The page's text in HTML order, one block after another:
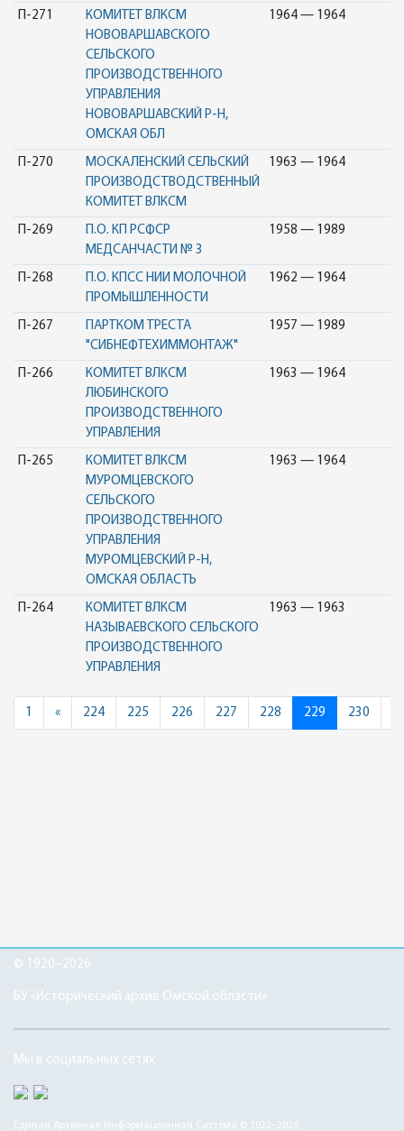
П-271
КОМИТЕТ ВЛКСМ
НОВОВАРШАВСКОГО
СЕЛЬСКОГО
ПРОИЗВОДСТВЕННОГО
УПРАВЛЕНИЯ
НОВОВАРШАВСКИЙ Р-Н,
ОМСКАЯ ОБЛ
1964 — 1964
П-270
МОСКАЛЕНСКИЙ СЕЛЬСКИЙ
ПРОИЗВОДСТВОДСТВЕННЫЙ
КОМИТЕТ ВЛКСМ
1963 — 1964
П-269
П.О. КП РСФСР
МЕДСАНЧАСТИ № 3
1958 — 1989
П-268
П.О. КПСС НИИ МОЛОЧНОЙ
ПРОМЫШЛЕННОСТИ
1962 — 1964
П-267
ПАРТКОМ ТРЕСТА
"СИБНЕФТЕХИММОНТАЖ"
1957 — 1989
П-266
КОМИТЕТ ВЛКСМ
ЛЮБИНСКОГО
ПРОИЗВОДСТВЕННОГО
УПРАВЛЕНИЯ
1963 — 1964
П-265
КОМИТЕТ ВЛКСМ
МУРОМЦЕВСКОГО
СЕЛЬСКОГО
ПРОИЗВОДСТВЕННОГО
УПРАВЛЕНИЯ
МУРОМЦЕВСКИЙ Р-Н,
ОМСКАЯ ОБЛАСТЬ
1963 — 1964
П-264
КОМИТЕТ ВЛКСМ
НАЗЫВАЕВСКОГО СЕЛЬСКОГО
ПРОИЗВОДСТВЕННОГО
УПРАВЛЕНИЯ
1963 — 1963
1 «Previous
224 225 226 227 228 229 230
© 1920–2026
БУ «Исторический архив Омской области»
Мы в социальных сетях
Единая Архивная Информационная Система © 2022–2026